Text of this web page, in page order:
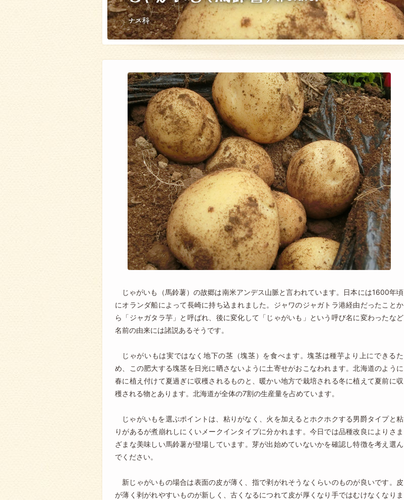
じゃがいも（馬鈴薯）の故郷は南米アンデス山脈と言われています。日本には1600年頃
にオランダ船によって長崎に持ち込まれました。ジャワのジャガトラ港経由だったことか
ら「ジャガタラ芋」と呼ばれ、後に変化して「じゃがいも」という呼び名に変わったなど
名前の由来には諸説あるそうです。
じゃがいもは実ではなく地下の茎（塊茎）を食べます。塊茎は種芋より上にできるた
め、この肥大する塊茎を日光に晒さないように土寄せがおこなわれます。北海道のように
春に植え付けて夏過ぎに収穫されるものと、暖かい地方で栽培される冬に植えて夏前に収
穫される物とあります。北海道が全体の7割の生産量を占めています。
じゃがいもを選ぶポイントは、粘りがなく、火を加えるとホクホクする男爵タイプと粘
りがあるが煮崩れしにくいメークインタイプに分かれます。今日では品種改良によりさま
ざまな美味しい馬鈴薯が登場しています。芽が出始めていないかを確認し特徴を考え選ん
でください。
新じゃがいもの場合は表面の皮が薄く、指で剥がれそうなくらいのものが良いです。皮
が薄く剥がれやすいものが新しく、古くなるにつれて皮が厚くなり手ではむけなくなりま